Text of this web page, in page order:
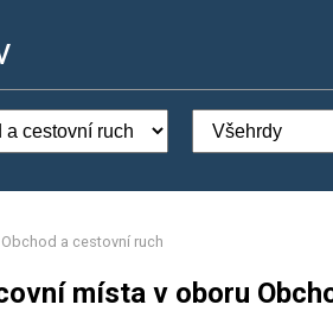
Obchod a cestovní ruch
místa v oboru